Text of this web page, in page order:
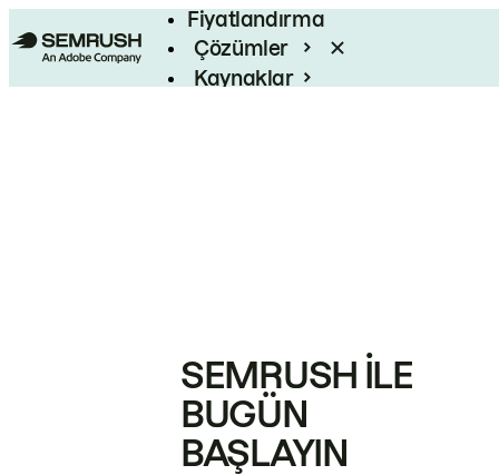
Fiyatlandırma
Çözümler
Kaynaklar
SEMRUSH ILE
BUGÜN
BAŞLAYIN